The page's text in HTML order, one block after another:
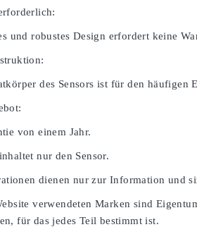
und robustes Design erfordert keine
des Sensors ist für den
von einem Jahr.
nur den Sensor.
dienen nur zur Information und
verwendeten Marken sind
für das jedes Teil bestimmt ist.